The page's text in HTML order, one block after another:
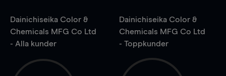
Dainichiseika Color &
Chemicals MFG Co Ltd
- Alla kunder
Dainichiseika Color &
Chemicals MFG Co Ltd
- Toppkunder